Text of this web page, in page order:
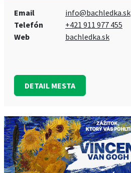
Email
info@bachledka.sk
Telefón
+421 911 977 455
Web
bachledka.sk
DETAIL MESTA